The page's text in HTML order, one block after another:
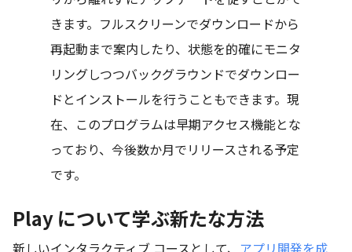
きます。フルスクリーンでダウンロードから
再起動まで案内したり、状態を的確にモニタ
リングしつつバックグラウンドでダウンロー
ドとインストールを行うこともできます。現
在、このプログラムは早期アクセス機能とな
っており、今後数か月でリリースされる予定
です。
Play について学ぶ新たな方法
新しいインタラクティブ コースとして、 アプリ開発を成